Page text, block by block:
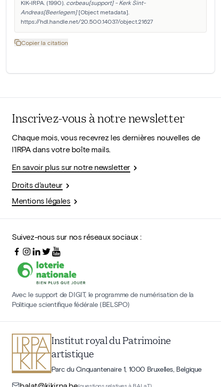
KIK-IRPA. (1990). corbeau[support] - Kerk Sint-
Andreas[Beerlegem] [Object metadata].
https://hdl.handle.net/20.500.14037/object.21627
Copier la citation
Inscrivez-vous à notre newsletter
Chaque mois, vous recevrez les dernières nouvelles de
l'IRPA dans votre boîte mails.
En savoir plus sur notre newsletter
Droits d'auteur
Mentions légales
Suivez-nous sur nos réseaux sociaux :
Avec le support de DIGIT, le programme de numérisation de la
Politique scientifique fédérale (BELSPO)
Institut royal du Patrimoine
artistique
Parc du Cinquantenaire 1, 1000 Bruxelles, Belgique
(questions relatives à BALaT)